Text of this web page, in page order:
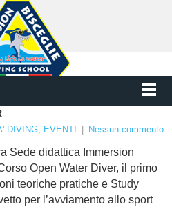
DIVING, EVENTI Nessun commento
Sede didattica Immersion
Open Water Diver, il primo
teoriche pratiche e Study
per l’avviamento allo sport